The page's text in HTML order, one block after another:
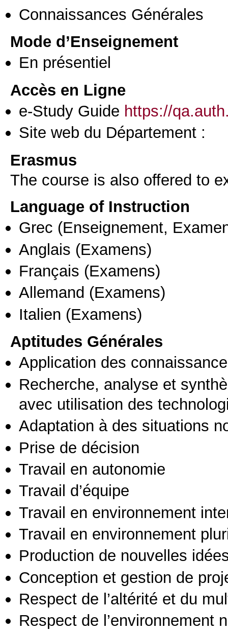
Connaissances Générales
Mode d’Enseignement
En présentiel
Accès en Ligne
e-Study Guide https://
Site web du Département :
Erasmus
The course is also offered to
Language of Instruction
Grec (Enseignement,
Anglais (Examens)
Français (Examens)
Allemand (Examens)
Italien (Examens)
Aptitudes Générales
Application des
Recherche, analyse et
avec utilisation des
Adaptation à des situations
Prise de décision
Travail en autonomie
Travail d’équipe
Travail en environnement
Travail en environnement
Production de nouvelles
Conception et gestion de
Respect de l’altérité et du
Respect de l’environnement